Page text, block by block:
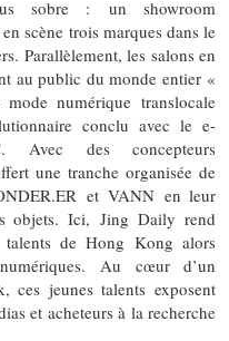
sobre : un showroom
scène trois marques dans le
Parallèlement, les salons en
au public du monde entier «
numérique translocale
conclu avec le e-
Avec des concepteurs
une tranche organisée de
et VANN en leur
objets. Ici, Jing Daily rend
de Hong Kong alors
Au cœur d’un
ces jeunes talents exposent
et acheteurs à la recherche